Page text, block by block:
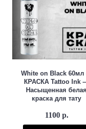
White on Black
КРАСКА Tattoo Ink
Насыщенная белая
краска для тату
1100 р.